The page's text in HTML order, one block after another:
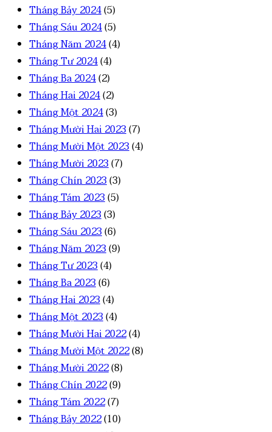
Tháng Bảy 2024(5)
Tháng Sáu 2024(5)
Tháng Năm 2024(4)
Tháng Tư 2024(4)
Tháng Ba 2024(2)
Tháng Hai 2024(2)
Tháng Một 2024(3)
Tháng Mười Hai 2023(7)
Tháng Mười Một 2023(4)
Tháng Mười 2023(7)
Tháng Chín 2023(3)
Tháng Tám 2023(5)
Tháng Bảy 2023(3)
Tháng Sáu 2023(6)
Tháng Năm 2023(9)
Tháng Tư 2023(4)
Tháng Ba 2023(6)
Tháng Hai 2023(4)
Tháng Một 2023(4)
Tháng Mười Hai 2022(4)
Tháng Mười Một 2022(8)
Tháng Mười 2022(8)
Tháng Chín 2022(9)
Tháng Tám 2022(7)
Tháng Bảy 2022(10)